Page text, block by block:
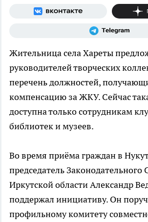
Жительница села Хареты
руководителей творческих
перечень должностей,
компенсацию за ЖКУ. Сейчас
доступна только сотрудникам
библиотек и музеев.
Во время приёма граждан в
председатель Законодательного
Иркутской области Александр
поддержал инициативу. Он
профильному комитету